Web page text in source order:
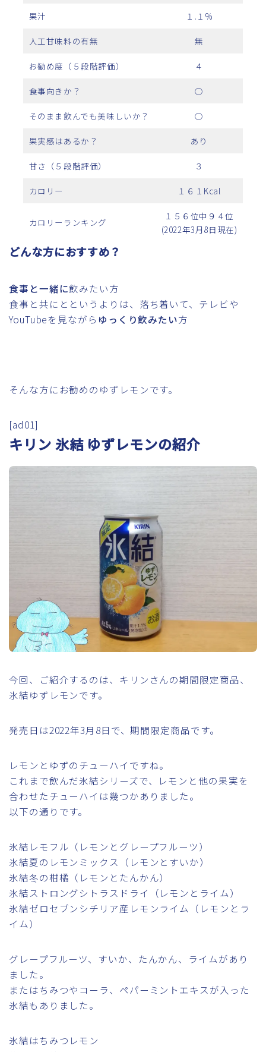
果汁 １.１%
人工甘味料の有無 無
お勧め度（５段階評価） ４
食事向きか？ ○
そのまま飲んでも美味しいか？ ○
果実感はあるか？ あり
甘さ（５段階評価） ３
カロリー １６１Kcal
カロリーランキング
１５６位中９４位
(2022年3月8日現在)
どんな方におすすめ？
食事と一緒に飲みたい方
食事と共にとというよりは、落ち着いて、テレビや
YouTubeを見ながら ゆっくり飲みたい方
そんな方にお勧めのゆずレモンです。
[ad01]
キリン 氷結 ゆずレモンの紹介
今回、ご紹介するのは、キリンさんの期間限定商品、
氷結ゆずレモンです。
発売日は2022年3月8日で、期間限定商品です。
レモンとゆずのチューハイですね。
これまで飲んだ氷結シリーズで、レモンと他の果実を
合わせたチューハイは幾つかありました。
以下の通りです。
氷結レモフル（レモンとグレープフルーツ）
氷結夏のレモンミックス（レモンとすいか）
氷結冬の柑橘（レモンとたんかん）
氷結ストロングシトラスドライ（レモンとライム）
氷結ゼロセブンシチリア産レモンライム（レモンとラ
イム）
グレープフルーツ、すいか、たんかん、ライムがあり
ました。
またはちみつやコーラ、ペパーミントエキスが入った
氷結もありました。
氷結はちみつレモン